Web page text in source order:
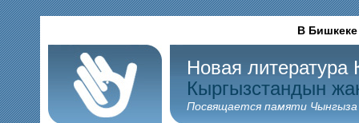
В Бишкеке
Новая литература
Кыргызстандын
Посвящается памяти